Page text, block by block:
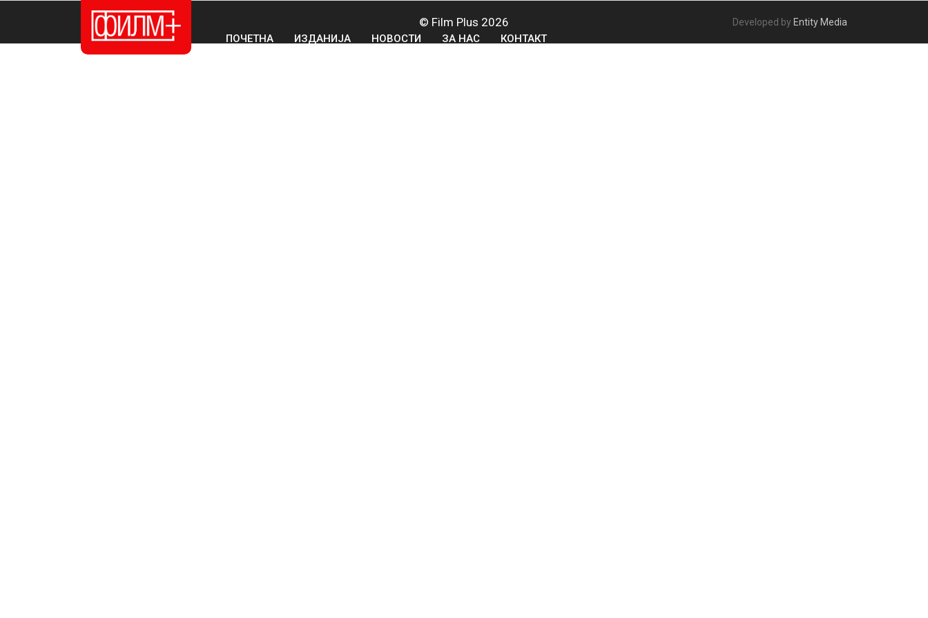
ПОЧЕТНА ИЗДАНИЈА НОВОСТИ ЗА НАС КОНТАКТ
© Film Plus 2026 Developed by Entity Media